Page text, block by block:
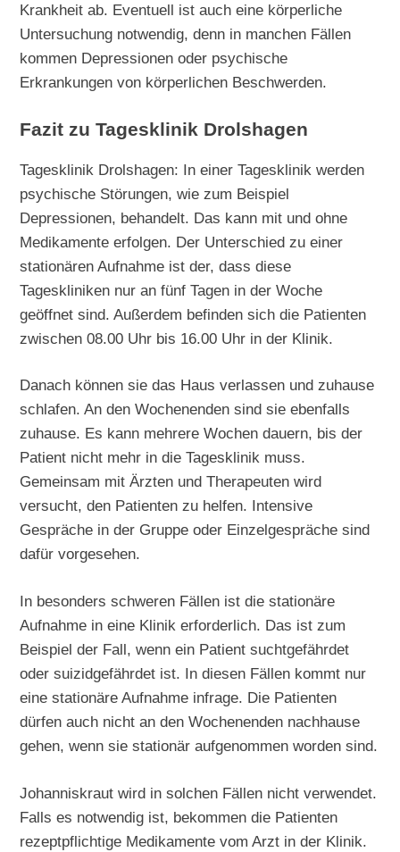
Krankheit ab. Eventuell ist auch eine körperliche
Untersuchung notwendig, denn in manchen Fällen
kommen Depressionen oder psychische
Erkrankungen von körperlichen Beschwerden.
Fazit zu Tagesklinik Drolshagen
Tagesklinik Drolshagen: In einer Tagesklinik werden
psychische Störungen, wie zum Beispiel
Depressionen, behandelt. Das kann mit und ohne
Medikamente erfolgen. Der Unterschied zu einer
stationären Aufnahme ist der, dass diese
Tageskliniken nur an fünf Tagen in der Woche
geöffnet sind. Außerdem befinden sich die Patienten
zwischen 08.00 Uhr bis 16.00 Uhr in der Klinik.
Danach können sie das Haus verlassen und zuhause
schlafen. An den Wochenenden sind sie ebenfalls
zuhause. Es kann mehrere Wochen dauern, bis der
Patient nicht mehr in die Tagesklinik muss.
Gemeinsam mit Ärzten und Therapeuten wird
versucht, den Patienten zu helfen. Intensive
Gespräche in der Gruppe oder Einzelgespräche sind
dafür vorgesehen.
In besonders schweren Fällen ist die stationäre
Aufnahme in eine Klinik erforderlich. Das ist zum
Beispiel der Fall, wenn ein Patient suchtgefährdet
oder suizidgefährdet ist. In diesen Fällen kommt nur
eine stationäre Aufnahme infrage. Die Patienten
dürfen auch nicht an den Wochenenden nachhause
gehen, wenn sie stationär aufgenommen worden sind.
Johanniskraut wird in solchen Fällen nicht verwendet.
Falls es notwendig ist, bekommen die Patienten
rezeptpflichtige Medikamente vom Arzt in der Klinik.